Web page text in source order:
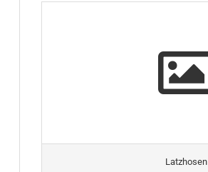
Latzhosen